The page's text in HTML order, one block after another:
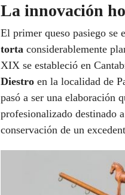
La innovación
El primer queso pasiego se
torta considerablemente
XIX se estableció en
Diestro en la localidad de
pasó a ser una elaboración
profesionalizado destinado
conservación de un